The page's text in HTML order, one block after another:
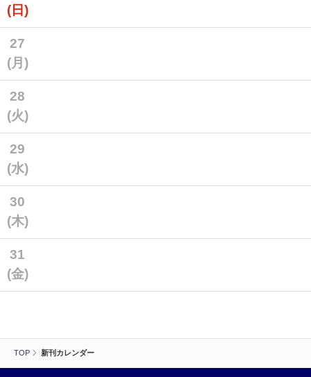
TOP 新刊カレンダー
(日)
27
(月)
28
(火)
29
(水)
30
(木)
31
(金)